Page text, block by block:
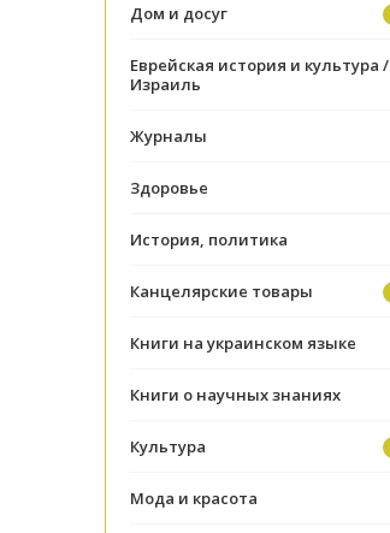
Дом и досуг
Еврейская история и культура /
Израиль
Журналы
Здоровье
История, политика
Канцелярские товары
Книги на украинском языке
Книги о научных знаниях
Культура
Мода и красота